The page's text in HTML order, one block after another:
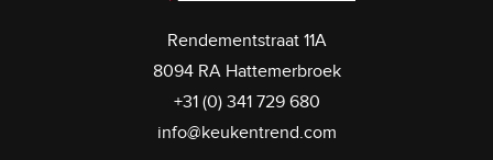
Rendementstraat 11A
8094 RA Hattemerbroek
+31 (0) 341 729 680
info@keukentrend.com